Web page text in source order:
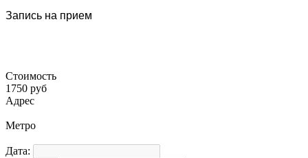
Запись на прием
Стоимость
1750 руб
Адрес
Метро
Дата: